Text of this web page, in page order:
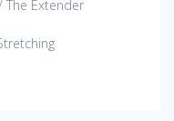
The Extender